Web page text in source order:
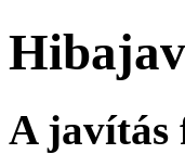
A javítás